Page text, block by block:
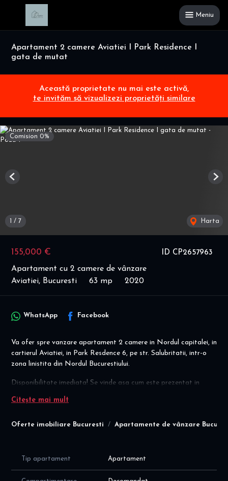
Meniu
Apartament 2 camere Aviatiei I Park Residence I
gata de mutat
Această proprietate nu mai este activă,
te invităm să vizualizezi proprietăți similare
ID CP2657963
155,000 €
Apartament cu 2 camere de vânzare
Aviatiei, Bucuresti
63 mp 2020
Comision 0%
/ 7 Harta
Previous
Oferte imobiliare Bucuresti Apartamente de vânzare
WhatsApp Facebook
Va ofer spre vanzare apartament 2 camere in Nordul capitalei, in
cartierul Aviatiei, in Park Resdence 6, pe str. Salubritatii, intr-o
zona linistita din Nordul Bucurestiului.
Disponibilitate imediata! Se vinde asa cum este prezentat in
din 2020 (cu lift), cu suprafata utila totala de 63 mp, fiind
- living spatios si luminos cu zona de relaxare si zona de dining
- dormitor cu pat matrimonial si dressing
Citește mai mult
Tip apartament Apartament